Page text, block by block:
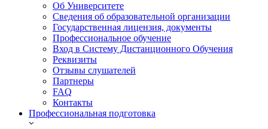
Об Университете
Сведения об образовательной организации
Государственная лицензия, документы
Профессиональное обучение
Вход в Систему Дистанционного Обучения
Реквизиты
Отзывы слушателей
Партнеры
FAQ
Контакты
Профессиональная подготовка